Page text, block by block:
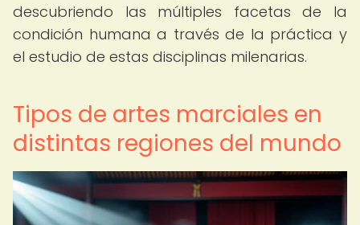
descubriendo las múltiples facetas de la
condición humana a través de la práctica y
el estudio de estas disciplinas milenarias.
Tipos de artes marciales en
distintas regiones del mundo